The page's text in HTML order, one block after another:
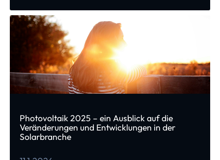
Photovoltaik 2025 – ein Ausblick auf die
Veränderungen und Entwicklungen in der
Solarbranche